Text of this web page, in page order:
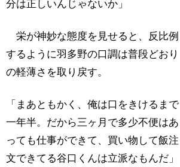
分は正しいんじゃないか」
栄が神妙な態度を見せると、反比例
するように羽多野の口調は普段どおり
の軽薄さを取り戻す。
「まあともかく、俺は口をきけるまで
一年半。だから三ヶ月で多少不便はあ
っても仕事ができて、買い物して飯注
文できてる谷口くんは立派なもんだ」